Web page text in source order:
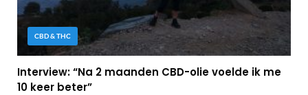
CBD & THC
Interview: “Na 2 maanden CBD-olie voelde ik me
10 keer beter”